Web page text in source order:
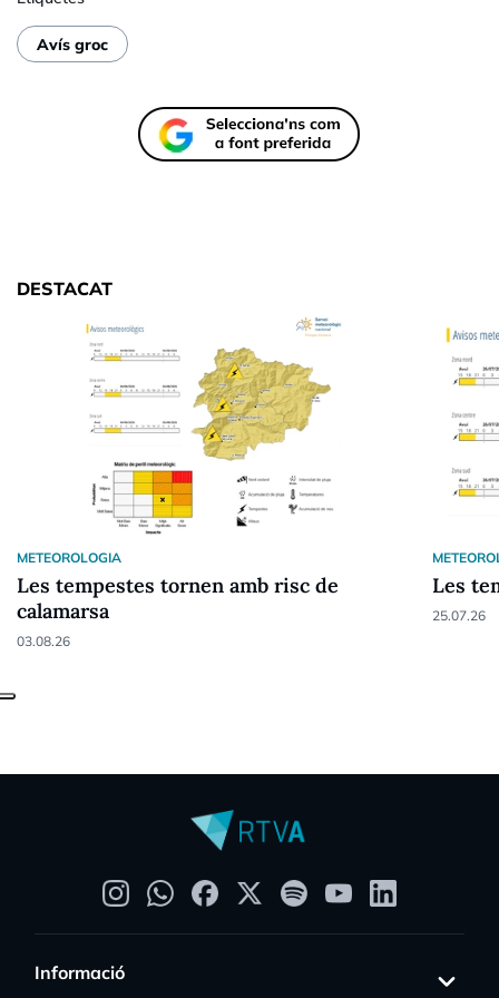
Avís groc
DESTACAT
METEOROLOGIA
Les tempestes tornen amb risc de
calamarsa
03.08.26
Les
25.07.26
Informació